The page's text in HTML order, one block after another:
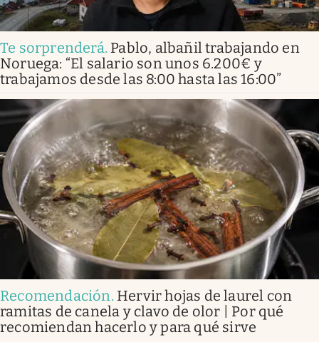
Te sorprenderá. Pablo, albañil trabajando en
Noruega: “El salario son unos 6.200€ y
trabajamos desde las 8:00 hasta las 16:00”
Recomendación. Hervir hojas de laurel con
ramitas de canela y clavo de olor | Por qué
recomiendan hacerlo y para qué sirve